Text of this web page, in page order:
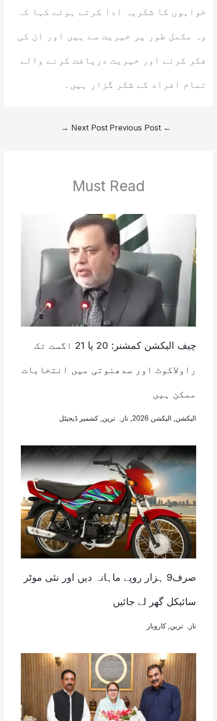
خواہوں کا شکریہ ادا کرتے ہوئے کہا کہ
وہ مکمل طور پر خیریت سے ہیں اور ان کی
فکر کرنے اور خیریت دریافت کرنے والے
تمام افراد کے شکر گزار ہیں۔
←
Next Post
→
Must Read
چیف الیکشن کمشنر: 20 یا 21 اگست تک
راولاکوٹ اور سدھنوتی میں انتخابات
ممکن ہیں
الیکشن الیکشن 2026 , تازہ ترین کشمیر ڈیجیٹل
صرف9 ہزار روپے ماہانہ دیں اور نئی موٹر
سائیکل گھر لے جائیں
تازہ ترین کاروبار